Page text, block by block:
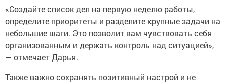
«Создайте список дел на первую неделю работы,
определите приоритеты и разделите крупные задачи на
небольшие шаги. Это позволит вам чувствовать себя
организованным и держать контроль над ситуацией»,
— отмечает Дарья.
Также важно сохранять позитивный настрой и не